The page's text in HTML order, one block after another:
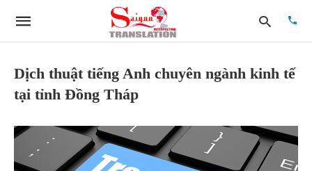
query
hit
Dịch thuật tiếng Anh chuyên ngành kinh tế
tại tỉnh Đồng Tháp